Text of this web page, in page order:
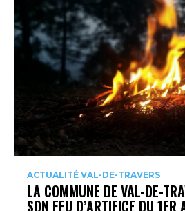
ACTUALITÉ VAL-DE-TRAVERS
LA COMMUNE DE VAL-DE-
SON FEU D’ARTIFICE DU 1ER